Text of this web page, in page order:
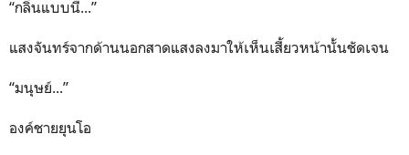
“กลิ่นแบบนี้...”
แสงจันทร์จากด้านนอกสาดแสงลงมาให้เห็นเสี้ยวหน้านั้นชัดเจน
“มนุษย์...”
องค์ชายยุนโอ